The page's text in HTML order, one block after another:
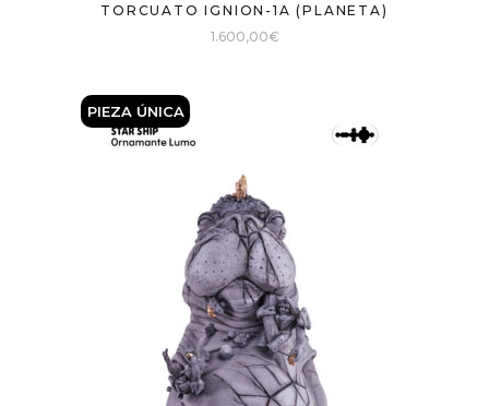
TORCUATO IGNION-1A (PLANETA)
1.600,00€
PIEZA ÚNICA